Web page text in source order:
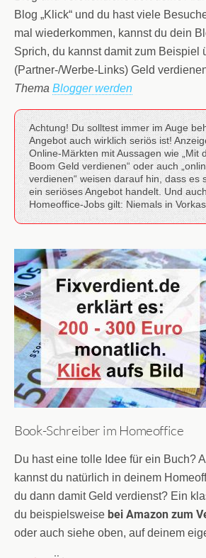
Blog „Klick“ und du hast viele
mal wiederkommen, kannst du dein
Sprich, du kannst damit zum Beispiel
(Partner-/Werbe-Links) Geld
Thema Blogger werden
Achtung! Du solltest immer im Auge
Angebot auch wirklich seriös ist!
Online-Märkten mit Aussagen wie „Mit
Boom Geld verdienen“ oder auch
verdienen“ weisen darauf hin, dass es
ein seriöses Angebot handelt. Und
Homeoffice-Jobs gilt: Niemals in
Book-Schreiber im Homeoffice
Du hast eine tolle Idee für ein Buch?
kannst du natürlich in deinem
du dann damit Geld verdienst? Ein
du beispielsweise bei Amazon zum
oder auch siehe oben, auf deinem